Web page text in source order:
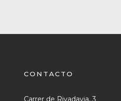
CONTACTO
Carrer de Rivadavia, 3